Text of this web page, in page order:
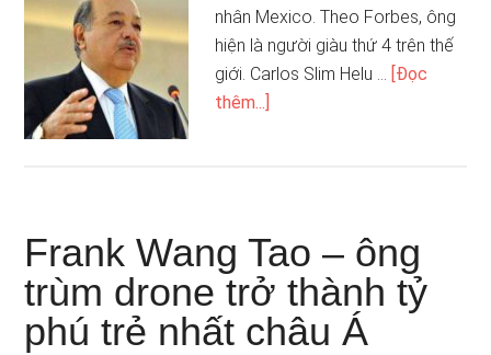
nhân Mexico. Theo Forbes, ông
hiện là người giàu thứ 4 trên thế
giới. Carlos Slim Helu … [Đọc
thêm...]
Frank Wang Tao – ông
trùm drone trở thành tỷ
phú trẻ nhất châu Á